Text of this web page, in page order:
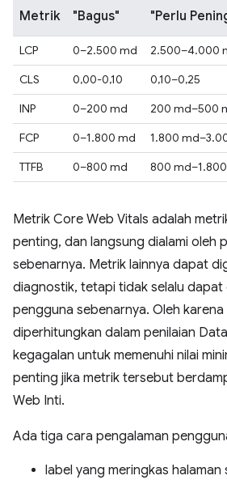
Metrik "Bagus" "Perlu
LCP 0–2.500 md 2.500–4.000
CLS
0,00-0,10 0,10–0,25
INP
0–200 md 200 md–500
FCP
0–1.800 md 1.800
TTFB
0–800 md 800
Metrik Core Web Vitals adalah
penting, dan langsung dialami oleh
sebenarnya. Metrik lainnya dapat
diagnostik, tetapi tidak selalu dapat
pengguna sebenarnya. Oleh
diperhitungkan dalam penilaian
kegagalan untuk memenuhi nilai
penting jika metrik tersebut
Web Inti.
Ada tiga cara pengalaman
label yang meringkas halaman